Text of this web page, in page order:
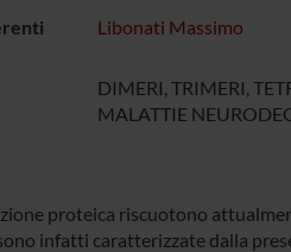
Libonati Massimo
DIMERI, TRIMERI,
MALATTIE
proteica riscuotono
infatti caratterizzate dalla